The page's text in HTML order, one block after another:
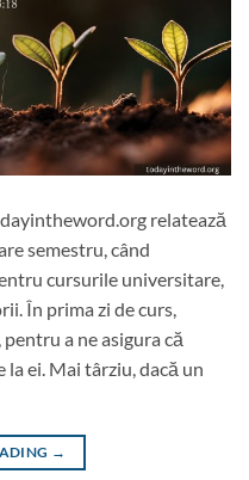
relatează
semestru, când
cursurile universitare,
În prima zi de curs,
a ne asigura că
la ei. Mai târziu, dacă un
→